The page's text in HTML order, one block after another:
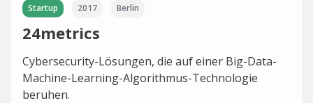
Startup 2017 Berlin
24metrics
Cybersecurity-Lösungen, die auf einer Big-Data-
Machine-Learning-Algorithmus-Technologie
beruhen.